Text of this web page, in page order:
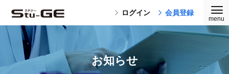
ログイン 会員登録
お知らせ